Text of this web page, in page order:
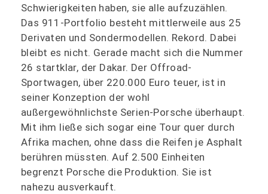
Schwierigkeiten haben, sie alle aufzuzählen.
Das 911-Portfolio besteht mittlerweile aus 25
Derivaten und Sondermodellen. Rekord. Dabei
bleibt es nicht. Gerade macht sich die Nummer
26 startklar, der Dakar. Der Offroad-
Sportwagen, über 220.000 Euro teuer, ist in
seiner Konzeption der wohl
außergewöhnlichste Serien-Porsche überhaupt.
Mit ihm ließe sich sogar eine Tour quer durch
Afrika machen, ohne dass die Reifen je Asphalt
berühren müssten. Auf 2.500 Einheiten
begrenzt Porsche die Produktion. Sie ist
nahezu ausverkauft.